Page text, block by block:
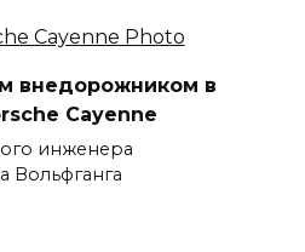
внедорожником в
Cayenne
инженера
Вольфганга